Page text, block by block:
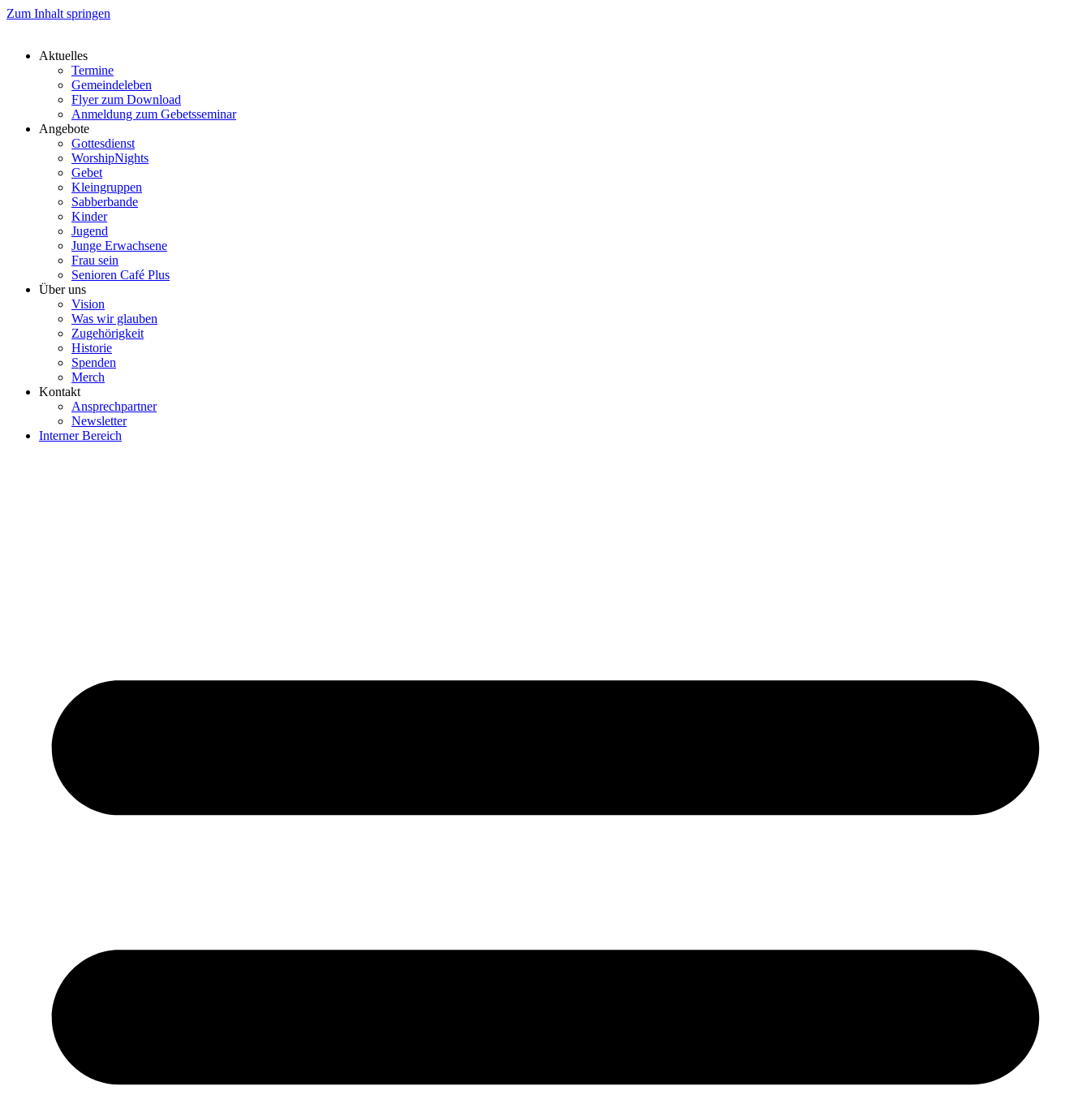
Zum Inhalt springen
Aktuelles
Termine
Gemeindeleben
Flyer zum Download
Anmeldung zum Gebetsseminar
Angebote
Gottesdienst
WorshipNights
Gebet
Kleingruppen
Sabberbande
Kinder
Jugend
Junge Erwachsene
Frau sein
Senioren Café Plus
Über uns
Vision
Was wir glauben
Zugehörigkeit
Historie
Spenden
Merch
Kontakt
Ansprechpartner
Newsletter
Interner Bereich